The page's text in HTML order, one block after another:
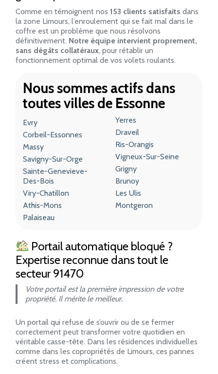
Comme en témoignent nos 153 clients satisfaits dans
la zone Limours, l’enroulement qui se fait mal dans le
coffre est un problème que nous résolvons
définitivement. Notre équipe intervient proprement,
sans dégâts collatéraux, pour rétablir un
fonctionnement optimal de vos volets roulants.
Nous sommes actifs dans
toutes villes de Essonne
Evry
Corbeil-Essonnes
Massy
Savigny-Sur-Orge
Sainte-Genevieve-
Des-Bois
Viry-Chatillon
Athis-Mons
Palaiseau
Yerres
Draveil
Ris-Orangis
Vigneux-Sur-Seine
Grigny
Brunoy
Les Ulis
Montgeron
Portail automatique bloqué ?
Expertise reconnue dans tout le
secteur 91470
Votre portail est la première impression de votre
propriété. Il mérite le meilleur.
Un portail qui refuse de s’ouvrir ou de se fermer
correctement peut transformer votre quotidien en
véritable casse-tête. Dans les résidences individuelles
comme dans les copropriétés de Limours, ces pannes
créent stress et complications.